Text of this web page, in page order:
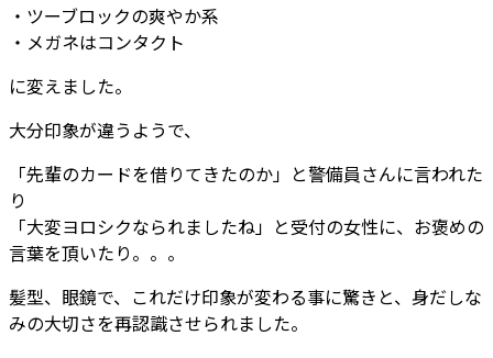
・ツーブロックの爽やか系
・メガネはコンタクト
に変えました。
大分印象が違うようで、
「先輩のカードを借りてきたのか」と警備員さんに言われた
り
「大変ヨロシクなられましたね」と受付の女性に、お褒めの
言葉を頂いたり。。。
髪型、眼鏡で、これだけ印象が変わる事に驚きと、身だしな
みの大切さを再認識させられました。